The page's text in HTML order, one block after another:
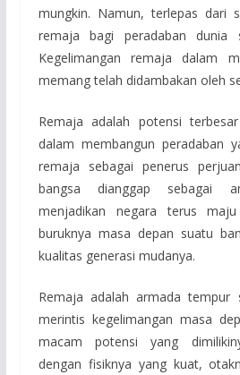
mungkin. Namun, terlepas dari
remaja bagi peradaban dunia
Kegelimangan remaja dalam
memang telah didambakan oleh
Remaja adalah potensi
dalam membangun peradaban
remaja sebagai penerus
bangsa dianggap sebagai
menjadikan negara terus
buruknya masa depan suatu
kualitas generasi mudanya.
Remaja adalah armada tempur
merintis kegelimangan masa
macam potensi yang
dengan fisiknya yang kuat,